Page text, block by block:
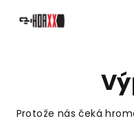
Protože nás čeká